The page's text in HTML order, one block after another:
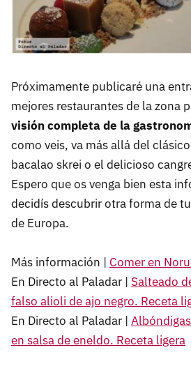
Próximamente publicaré una
mejores restaurantes de la zona
visión completa de la
como veis, va más allá del
bacalao skrei o el delicioso
Espero que os venga bien esta
decidís descubrir otra forma de
de Europa.
Más información | Comer en
En Directo al Paladar | Salteado
falso alioli de ajo negro. Receta
En Directo al Paladar |
en salsa de eneldo. Receta ligera